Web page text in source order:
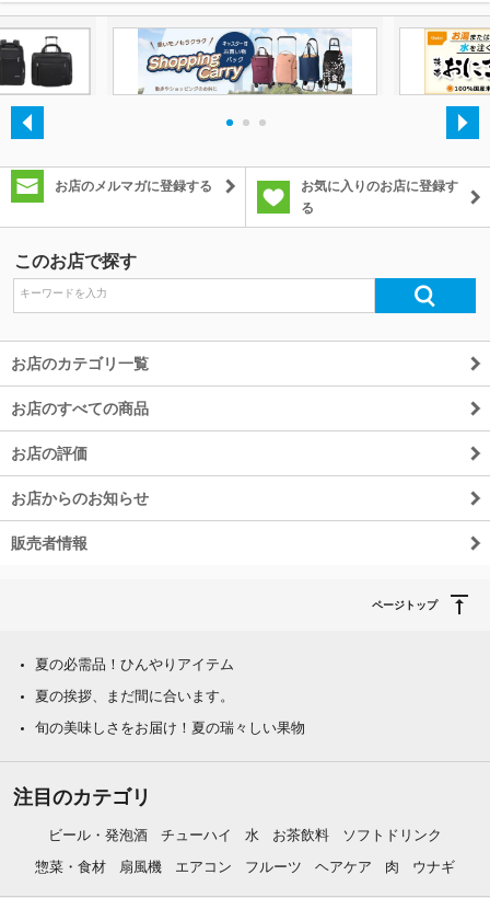
お店のメルマガに登録する
お気に入りのお店に登録す
る
このお店で探す
お店のカテゴリ一覧
お店のすべての商品
お店の評価
お店からのお知らせ
販売者情報
ページトップ
夏の必需品！ひんやりアイテム
夏の挨拶、まだ間に合います。
旬の美味しさをお届け！夏の瑞々しい果物
注目のカテゴリ
ビール・発泡酒 チューハイ 水 お茶飲料
ソフトドリンク
惣菜・食材
扇風機 エアコン フルーツ ヘアケア 肉 ウナギ